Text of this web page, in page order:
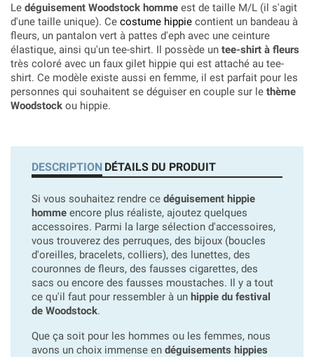
Le déguisement Woodstock homme est de taille M/L (il s'agit
d'une taille unique). Ce costume hippie contient un bandeau à
fleurs, un pantalon vert à pattes d'eph avec une ceinture
élastique, ainsi qu'un tee-shirt. Il possède un tee-shirt à fleurs
très coloré avec un faux gilet hippie qui est attaché au tee-
shirt. Ce modèle existe aussi en femme, il est parfait pour les
personnes qui souhaitent se déguiser en couple sur le thème
Woodstock ou hippie.
DESCRIPTION DÉTAILS DU PRODUIT
Si vous souhaitez rendre ce déguisement hippie
homme encore plus réaliste, ajoutez quelques
accessoires. Parmi la large sélection d'accessoires,
vous trouverez des perruques, des bijoux (boucles
d'oreilles, bracelets, colliers), des lunettes, des
couronnes de fleurs, des fausses cigarettes, des
sacs ou encore des fausses moustaches. Il y a tout
ce qu'il faut pour ressembler à un hippie du festival
de Woodstock.
Que ça soit pour les hommes ou les femmes, nous
avons un choix immense en déguisements hippies